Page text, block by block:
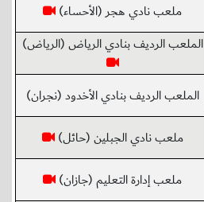
ملعب نادي هجر (الأحساء)
الملعب الرديف بنادي الرياض (الرياض)
الملعب الرديف بنادي الأخدود (نجران)
ملعب نادي الجبلين (حائل)
ملعب إدارة التعليم (جازان)